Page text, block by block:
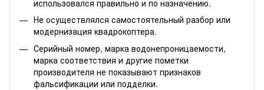
использовался правильно и по назначению.
Не осуществлялся самостоятельный разбор или
модернизация квадрокоптера.
Серийный номер, марка водонепроницаемости,
марка соответствия и другие пометки
производителя не показывают признаков
фальсификации или подделки.